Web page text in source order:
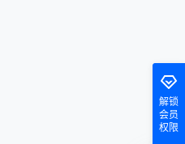
解锁
会员
权限